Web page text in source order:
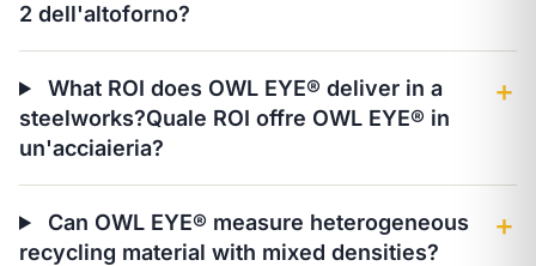
2 dell'altoforno?
What ROI does OWL EYE® deliver in a
steelworks?Quale ROI offre OWL EYE® in
un'acciaieria?
＋
Can OWL EYE® measure heterogeneous
recycling material with mixed densities?
＋